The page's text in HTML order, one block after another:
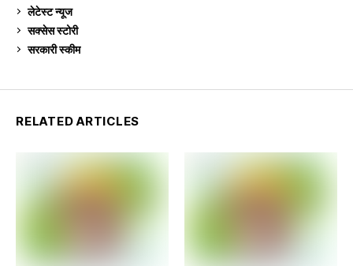
लेटेस्ट न्यूज
सक्सेस स्टो‍री
सरकारी स्की‍म
RELATED ARTICLES